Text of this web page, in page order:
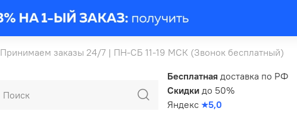
Принимаем заказы 24/7 | ПН-СБ 11-19 МСК (Звонок бесплатный)
Бесплатная доставка по РФ
Скидки до 50%
Яндекс ★5,0